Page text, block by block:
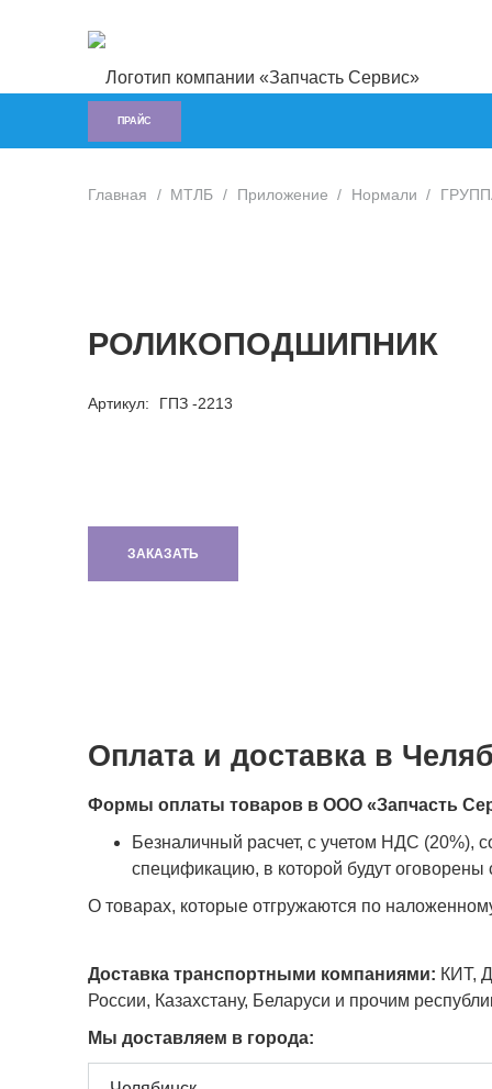
ПРАЙС
Главная / МТЛБ / Приложение / Нормали /
РОЛИКОПОДШИПНИК
Артикул: ГПЗ -2213
ЗАКАЗАТЬ
Оплата и доставка в
Формы оплаты товаров в ООО «Запчасть
Безналичный расчет, с учетом НДС (20%),
спецификацию, в которой будут оговорены
О товарах, которые отгружаются по
Доставка транспортными компаниями: КИТ,
России, Казахстану, Беларуси и прочим
Мы доставляем в города: